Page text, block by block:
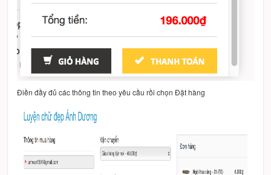
Điền đầy đủ các thông tin theo yêu cầu rồi chọn Đặt hàng